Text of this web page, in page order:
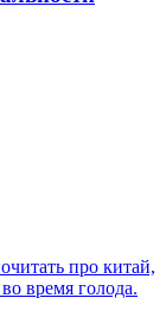
про китай,
время голода.